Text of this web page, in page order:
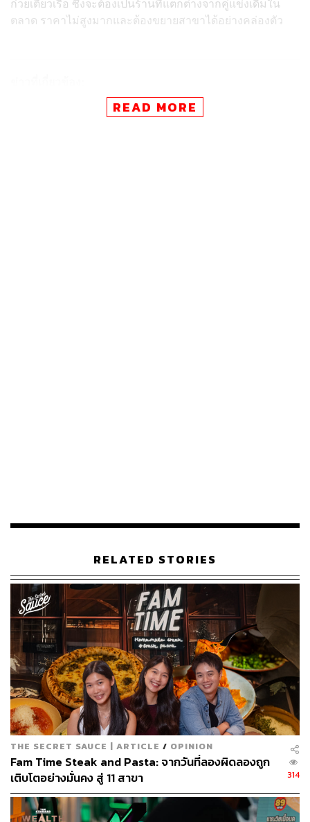
ก๋วยเตี๋ยวเรือ ซึ่งจะต้องเป็นร้านที่แตกต่างจากคู่แข่งเดิมใน
ตลาด ราคาไม่สูงมากและต้องขยายสาขาได้อย่างคล่องตัว
KFC ครองแชมป์ไก่ทอด! ยอดขาย 2.1 หมื่นล้าน ทิ้งห่า
งคู่แข่ง ฟาก CRG เล็งบุกสถานีรถไฟฟ้า
จากการศึกษาอินไซต์พบว่าเทรนด์สำคัญ คือ ความท้าทายใน
ค่าแรงที่ยังมีแนวโน้มเพิ่มขึ้น
อีกทั้งแบรนด์ร้านอาหารจะต้องตั้งรับแบรนด์หน้าใหม่ที่กำลัง
จะเข้าสู่ตลาดอีกเป็นจำนวนมาก หากสังเกตจะเห็นว่าแบรนด์
ใหม่ที่เข้ามาจะใช้สื่อทำการตลาดอย่างหนัก บางแบรนด์เปิด
ตัวกระแสแรงมาก แต่ผ่านไปไม่นานก็หายไปจากตลาด ยิ่งไป
กว่านั้น เทรนด์ผู้บริโภคจะนิยมการบริการระดับพรีเมียมมาก
ขึ้น
ดังนั้นแบรนด์ร้านอาหารจะต้องปรับตัวให้เร็ว ยกตัวอย่าง
เหตุการณ์แผ่นดินไหว ที่เพิ่งเกิดขึ้นในไทย ซึ่งกระทบต่อยอด
ขายของร้านแค่เพียง 1 วัน แต่ช่วงนั้นสิ่งที่เราต้องรีบทำคือ
สื่อสารให้ผู้บริโภครู้สึกมั่นใจถึงความปลอดภัยอย่างรวดเร็ว
เมื่อมาดูภาพรวมในปี 2024 ที่ผ่านมาบริษัทมียอดขาย 15,800
ล้านบาท เติบโต 9% ปัจจุบัน CRG มีร้านอาหารรวม 21
READ MORE
RELATED STORIES
THE SECRET SAUCE | ARTICLE / OPINION
Fam Time Steak and Pasta: จากวันที่ลองผิดลองถูก
เติบโตอย่างมั่นคง สู่ 11 สาขา
314